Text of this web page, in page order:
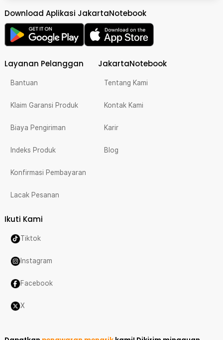
Download Aplikasi JakartaNotebook
Layanan Pelanggan
Bantuan
Klaim Garansi Produk
Biaya Pengiriman
Indeks Produk
Konfirmasi Pembayaran
Lacak Pesanan
JakartaNotebook
Tentang Kami
Kontak Kami
Karir
Blog
Ikuti Kami
Tiktok
Instagram
Facebook
X